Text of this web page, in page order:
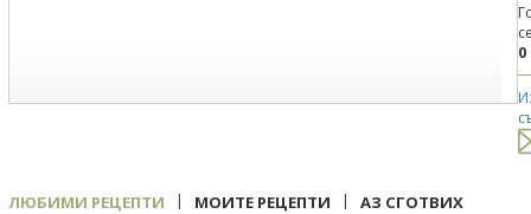
0
ЛЮБИМИ РЕЦЕПТИ | МОИТЕ РЕЦЕПТИ | АЗ СГОТВИХ